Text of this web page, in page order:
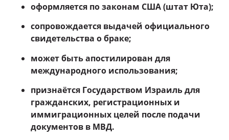
оформляется по законам США (штат Юта);
сопровождается выдачей официального
свидетельства о браке;
может быть апостилирован для
международного использования;
признаётся Государством Израиль для
гражданских, регистрационных и
иммиграционных целей после подачи
документов в МВД.